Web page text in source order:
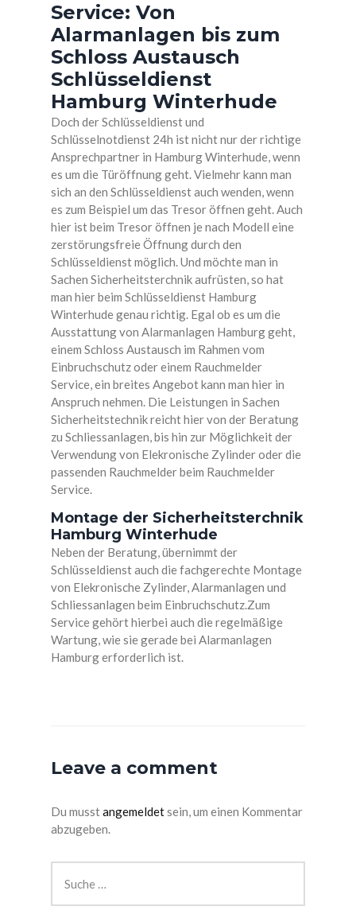
Service: Von
Alarmanlagen bis zum
Schloss Austausch
Schlüsseldienst
Hamburg Winterhude
Doch der Schlüsseldienst und
Schlüsselnotdienst 24h ist nicht nur der richtige
Ansprechpartner in Hamburg Winterhude, wenn
es um die Türöffnung geht. Vielmehr kann man
sich an den Schlüsseldienst auch wenden, wenn
es zum Beispiel um das Tresor öffnen geht. Auch
hier ist beim Tresor öffnen je nach Modell eine
zerstörungsfreie Öffnung durch den
Schlüsseldienst möglich. Und möchte man in
Sachen Sicherheitsterchnik aufrüsten, so hat
man hier beim Schlüsseldienst Hamburg
Winterhude genau richtig. Egal ob es um die
Ausstattung von Alarmanlagen Hamburg geht,
einem Schloss Austausch im Rahmen vom
Einbruchschutz oder einem Rauchmelder
Service, ein breites Angebot kann man hier in
Anspruch nehmen. Die Leistungen in Sachen
Sicherheitstechnik reicht hier von der Beratung
zu Schliessanlagen, bis hin zur Möglichkeit der
Verwendung von Elekronische Zylinder oder die
passenden Rauchmelder beim Rauchmelder
Service.
Montage der Sicherheitsterchnik
Hamburg Winterhude
Neben der Beratung, übernimmt der
Schlüsseldienst auch die fachgerechte Montage
von Elekronische Zylinder, Alarmanlagen und
Schliessanlagen beim Einbruchschutz.Zum
Service gehört hierbei auch die regelmäßige
Wartung, wie sie gerade bei Alarmanlagen
Hamburg erforderlich ist.
Leave a comment
Du musstangemeldetsein, um einen Kommentar
abzugeben.